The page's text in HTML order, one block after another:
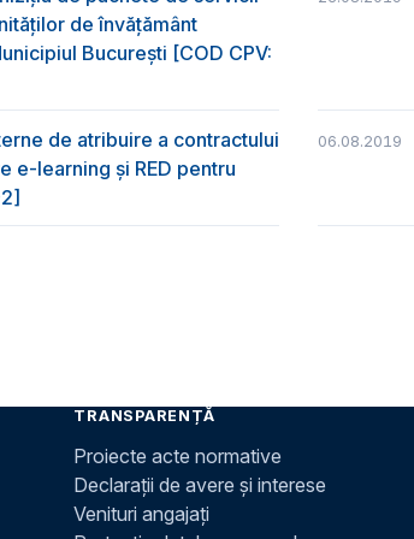
de învățământ
București [COD CPV:
de atribuire a contractului
e-learning și RED pentru
06.08.2019
TRANSPARENȚĂ
Proiecte acte normative
Declarații de avere și interese
Venituri angajați